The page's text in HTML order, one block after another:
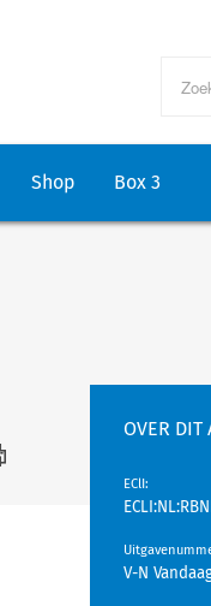
Shop Box 3
OVER DIT
EClI:
V-N